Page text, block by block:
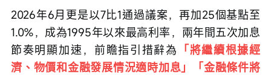
2026年6月更是以7比1通過議案，再加25個基點至
1.0%，成為1995年以來最高利率，兩年間五次加息
節奏明顯加速，前瞻指引措辭為 「將繼續根據經
濟、物價和金融發展情況適時加息」「金融條件將